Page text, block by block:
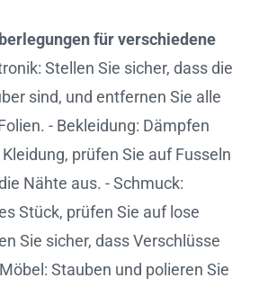
für verschiedene
Stellen Sie sicher, dass die
sind, und entfernen Sie alle
- Bekleidung: Dämpfen
prüfen Sie auf Fusseln
Nähte aus. - Schmuck:
Stück, prüfen Sie auf lose
Sie sicher, dass Verschlüsse
Stauben und polieren Sie